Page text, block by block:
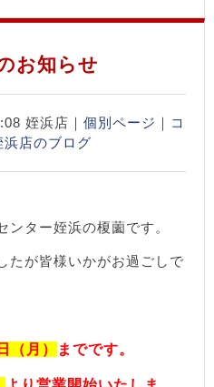
お知らせ
姪浜店｜ 個別ページ ｜ コ
浜店のブログ
ンター姪浜の榎薗です。
たが皆様いかがお過ごしで
（月） までです。